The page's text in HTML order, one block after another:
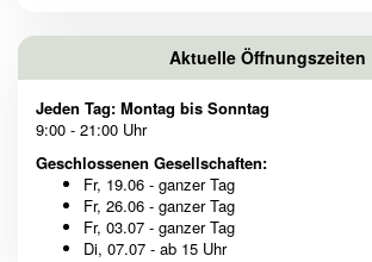
Aktuelle Öffnungszeiten
Jeden Tag: Montag bis Sonntag
9:00 - 21:00 Uhr
Geschlossenen Gesellschaften:
Fr, 19.06 - ganzer Tag
Fr, 26.06 - ganzer Tag
Fr, 03.07 - ganzer Tag
Di, 07.07 - ab 15 Uhr